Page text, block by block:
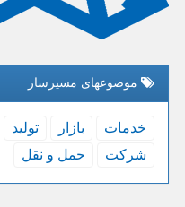
موضوعهای مسیرساز
خدمات بازار تولید
شركت
حمل و نقل